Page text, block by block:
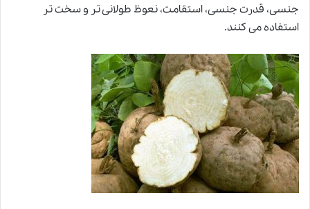
جنسی، قدرت جنسی، استقامت، نعوظ طولانی تر و سخت تر
استفاده می کنند.